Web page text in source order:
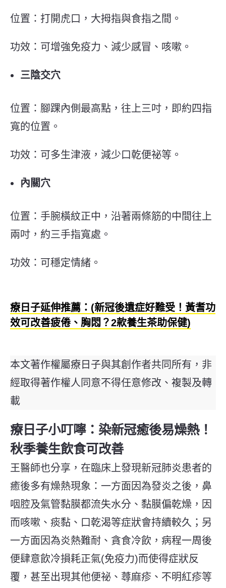
位置： 打開虎口，大拇指與食指之間。
功效： 可增強免疫力、減少感冒、咳嗽。
三陰交穴
位置： 腳踝內側最高點，往上三吋，即約四指
寬的位置。
功效： 可多生津液，減少口乾便祕等。
內關穴
位置： 手腕橫紋正中，沿著兩條筋的中間往上
兩吋，約三手指寬處。
功效： 可穩定情緒。
療日子延伸推薦：(新冠後遺症好難受！黃耆功
效可改善疲倦、胸悶？2款養生茶助保健)
本文著作權屬療日子與其創作者共同所有，非
經取得著作權人同意不得任意修改、複製及轉
載
療日子小叮嚀：染新冠癒後易燥熱！
秋季養生飲食可改善
王醫師也分享， 在臨床上發現新冠肺炎患者的
癒後多有燥熱現象：一方面因為發炎之後，鼻
咽腔及氣管黏膜都流失水分、黏膜偏乾燥，因
而咳嗽、痰黏、口乾渴等症狀會持續較久；另
一方面因為炎熱難耐、貪食冷飲，病程一周後
便肆意飲冷損耗正氣(免疫力)而使得症狀反
覆，甚至出現其他便祕、蕁麻疹、不明紅疹等